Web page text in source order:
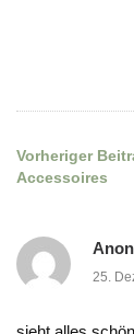
Vorheriger
Accessoires
25.